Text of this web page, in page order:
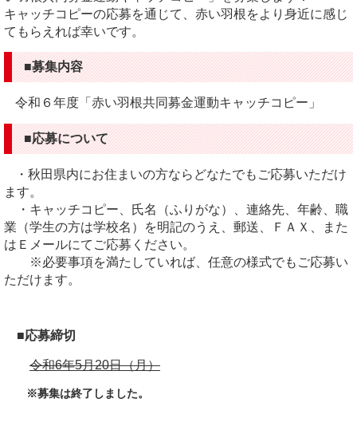
キャッチコピーの応募を通じて、赤い羽根をより身近に感じ
てもらえれば幸いです。
■募集内容
令和６年度「赤い羽根共同募金運動キャッチコピー」
■応募について
・秋田県内にお住まいの方ならどなたでもご応募いただけ
ます。
・キャッチコピー、氏名（ふりがな）、連絡先、年齢、職
業（学生の方は学校名）を明記のうえ、郵送、ＦＡＸ、また
はＥメールにてご応募ください。
※必要事項を満たしていれば、任意の様式でもご応募い
ただけます。
■応募締切
令和6年5月20日（月）
※募集は終了しました。